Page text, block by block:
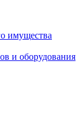
имущества
и оборудования